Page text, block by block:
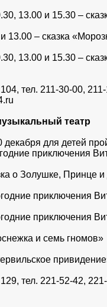
13.00 и 15.30 –
13.00 – сказка
13.00 и 15.30 –
тел. 211-30-00,
театр
декабря для детей
приключения
о Золушке, Принце
приключения
приключения
и семь гномов»
тел. 221-52-42,